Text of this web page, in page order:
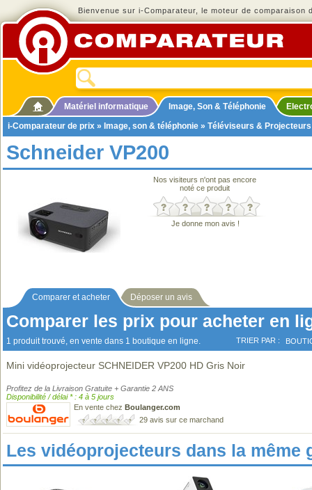
Bienvenue sur i-Comparateur, le moteur de comparaison
Matériel informatique Image, Son & Téléphonie
i-Comparateur de prix » Image, son & téléphonie » Téléviseurs & Projecteurs
Schneider VP200
Nos visiteurs n'ont pas encore
noté ce produit
Je donne mon avis !
Comparer et acheter Déposer un avis
Comparer les prix pour acheter en
1 produit trouvé, en vente dans 1 boutique en ligne. TRIER PAR :
Mini vidéoprojecteur SCHNEIDER VP200 HD Gris Noir
Profitez de la Livraison Gratuite + Garantie 2 ANS
Disponibilité / délai * : 4 à 5 jours
En vente chez Boulanger.com
29 avis sur ce marchand
Les vidéoprojecteurs dans la même